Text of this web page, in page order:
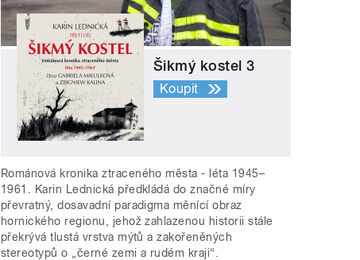
Šikmý kostel 3
Koupit
Románová kronika ztraceného města - léta 1945–
1961. Karin Lednická předkládá do značné míry
převratný, dosavadní paradigma měnící obraz
hornického regionu, jehož zahlazenou historii stále
překrývá tlustá vrstva mýtů a zakořeněných
stereotypů o „černé zemi a rudém kraji“.